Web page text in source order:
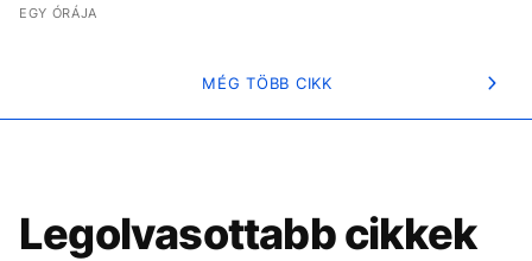
EGY ÓRÁJA
MÉG TÖBB CIKK
Legolvasottabb cikkek